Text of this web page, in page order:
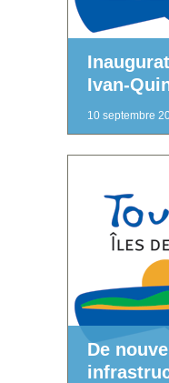
Ivan-
10 septembre
De